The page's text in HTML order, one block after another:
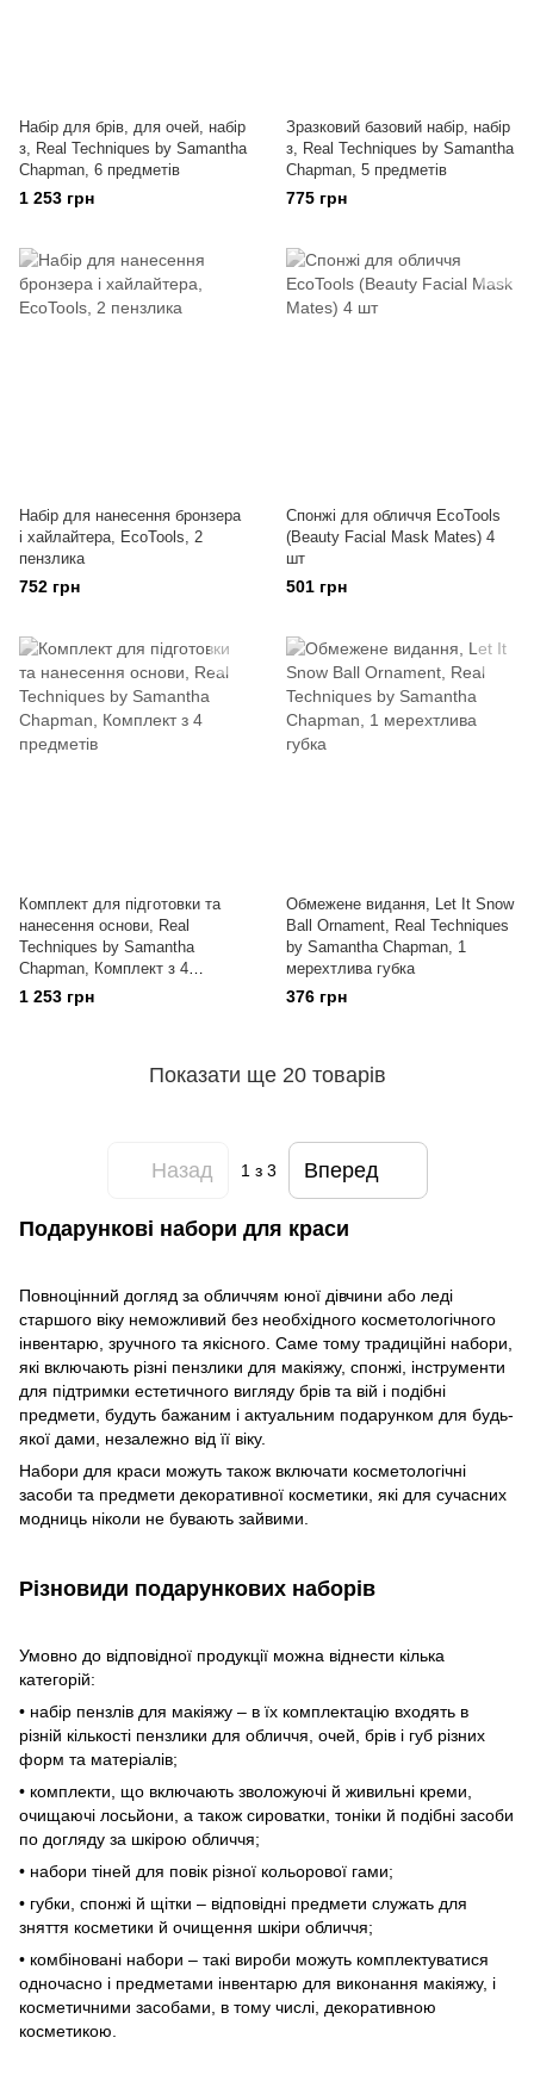
Набір для брів, для очей, набір
з, Real Techniques by Samantha
Chapman, 6 предметів
1 253 грн
Зразковий базовий набір, набір
з, Real Techniques by Samantha
Chapman, 5 предметів
775 грн
Набір для нанесення бронзера
і хайлайтера, EcoTools, 2
пензлика
752 грн
Спонжі для обличчя EcoTools
(Beauty Facial Mask Mates) 4
шт
501 грн
Комплект для підготовки та
нанесення основи, Real
Techniques by Samantha
Chapman, Комплект з 4
предметів
1 253 грн
Обмежене видання, Let It Snow
Ball Ornament, Real Techniques
by Samantha Chapman, 1
мерехтлива губка
376 грн
Показати ще 20 товарів
Назад 1 з 3 Вперед
Подарункові набори для краси
Повноцінний догляд за обличчям юної дівчини або леді
старшого віку неможливий без необхідного косметологічного
інвентарю, зручного та якісного. Саме тому традиційні набори,
які включають різні пензлики для макіяжу, спонжі, інструменти
для підтримки естетичного вигляду брів та вій і подібні
предмети, будуть бажаним і актуальним подарунком для будь-
якої дами, незалежно від її віку.
Набори для краси можуть також включати косметологічні
засоби та предмети декоративної косметики, які для сучасних
модниць ніколи не бувають зайвими.
Різновиди подарункових наборів
Умовно до відповідної продукції можна віднести кілька
категорій:
• набір пензлів для макіяжу – в їх комплектацію входять в
різній кількості пензлики для обличчя, очей, брів і губ різних
форм та матеріалів;
• комплекти, що включають зволожуючі й живильні креми,
очищаючі лосьйони, а також сироватки, тоніки й подібні засоби
по догляду за шкірою обличчя;
• набори тіней для повік різної кольорової гами;
• губки, спонжі й щітки – відповідні предмети служать для
зняття косметики й очищення шкіри обличчя;
• комбіновані набори – такі вироби можуть комплектуватися
одночасно і предметами інвентарю для виконання макіяжу, і
косметичними засобами, в тому числі, декоративною
косметикою.